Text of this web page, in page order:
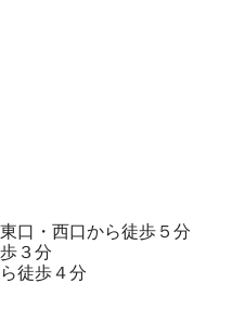
口・西口から徒歩５分
３分
徒歩４分